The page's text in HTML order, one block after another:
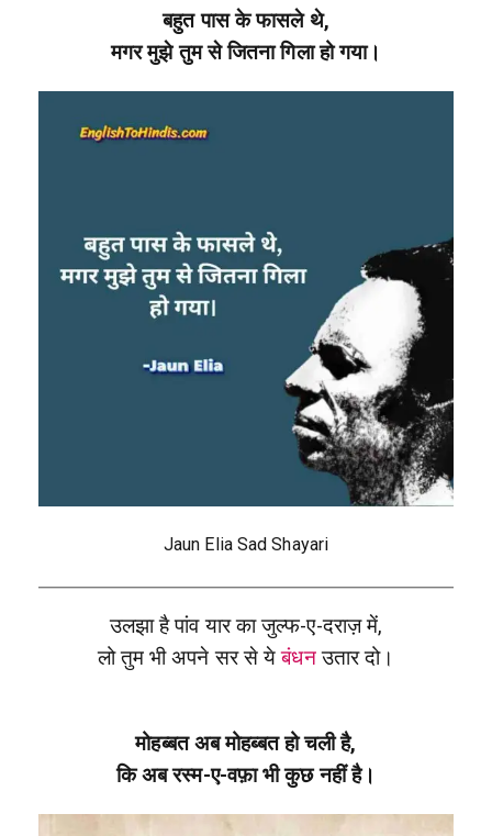
बहुत पास के फासले थे,
मगर मुझे तुम से जितना गिला हो गया।
Jaun Elia Sad Shayari
उलझा है पांव यार का जुल्फ-ए-दराज़ में,
लो तुम भी अपने सर से येबंधनउतार दो।
मोहब्बत अब मोहब्बत हो चली है,
कि अब रस्म-ए-वफ़ा भी कुछ नहीं है।